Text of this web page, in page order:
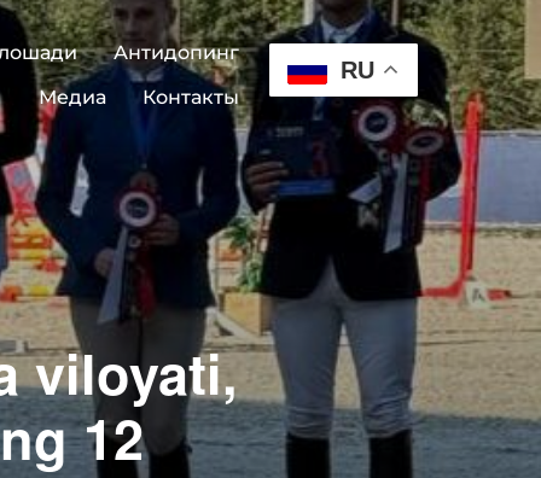
Антидопинг
Медиа
Контакты
RU
viloyati,
12